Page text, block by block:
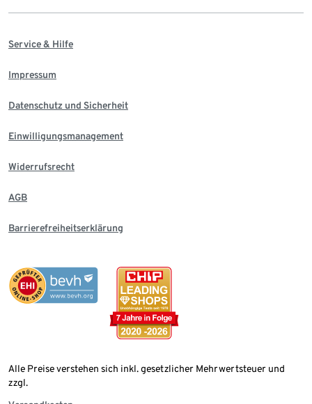
Service & Hilfe
Impressum
Datenschutz und Sicherheit
Einwilligungsmanagement
Widerrufsrecht
AGB
Barrierefreiheitserklärung
Alle Preise verstehen sich inkl. gesetzlicher Mehrwertsteuer und
zzgl.